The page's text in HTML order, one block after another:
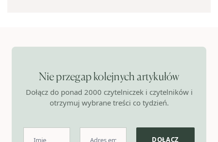
Nie przegap kolejnych artykułów
Dołącz do ponad 2000 czytelniczek i czytelników i
otrzymuj wybrane treści co tydzień.